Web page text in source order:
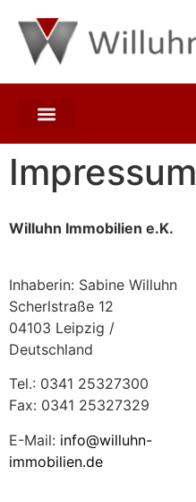
Impressum
Willuhn Immobilien e.K.
Inhaberin: Sabine Willuhn
Scherlstraße 12
04103 Leipzig /
Deutschland
Tel.: 0341 25327300
Fax: 0341 25327329
E-Mail: info@willuhn-
immobilien.de